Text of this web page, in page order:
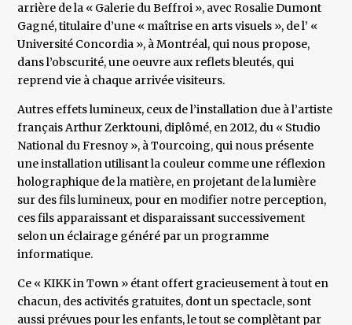
arrière de la « Galerie du Beffroi », avec Rosalie Dumont
Gagné, titulaire d’une « maîtrise en arts visuels », de l’ «
Université Concordia », à Montréal, qui nous propose,
dans l’obscurité, une oeuvre aux reflets bleutés, qui
reprend vie à chaque arrivée visiteurs.
Autres effets lumineux, ceux de l’installation due à l’artiste
français Arthur Zerktouni, diplômé, en 2012, du « Studio
National du Fresnoy », à Tourcoing, qui nous présente
une installation utilisant la couleur comme une réflexion
holographique de la matière, en projetant de la lumière
sur des fils lumineux, pour en modifier notre perception,
ces fils apparaissant et disparaissant successivement
selon un éclairage généré par un programme
informatique.
Ce « KIKK in Town » étant offert gracieusement à tout en
chacun, des activités gratuites, dont un spectacle, sont
aussi prévues pour les enfants, le tout se complètant par